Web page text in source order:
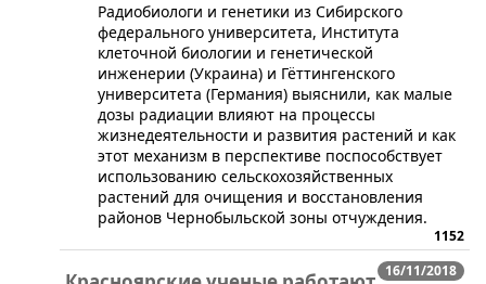
Радиобиологи и генетики из Сибирского
федерального университета, Института
клеточной биологии и генетической
инженерии (Украина) и Гёттингенского
университета (Германия) выяснили, как малые
дозы радиации влияют на процессы
жизнедеятельности и развития растений и как
этот механизм в перспективе поспособствует
использованию сельскохозяйственных
растений для очищения и восстановления
районов Чернобыльской зоны отчуждения.
1152
16/11/2018